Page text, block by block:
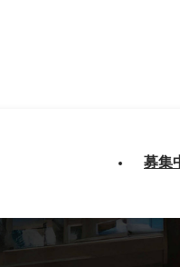
募集